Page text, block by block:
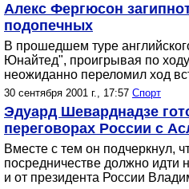
Алекс Фергюсон
подопечных
В прошедшем туре
Юнайтед", проигрывая по
неожиданно переломил ход
30 сентября 2001 г., 17:57 Спорт
Эдуард Шеварднадзе
переговорах России с
Вместе с тем он подчеркнул,
посредничестве должно идти
и от президента России